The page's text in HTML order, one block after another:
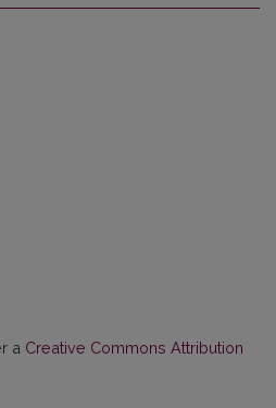
a Creative Commons Attribution